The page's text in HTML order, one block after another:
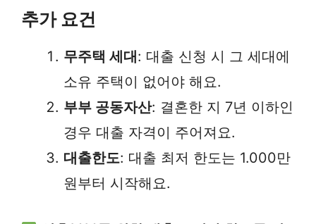
추가 요건
무주택 세대: 대출 신청 시 그 세대에
소유 주택이 없어야 해요.
부부 공동자산: 결혼한 지 7년 이하인
경우 대출 자격이 주어져요.
대출한도: 대출 최저 한도는 1.000만
원부터 시작해요.